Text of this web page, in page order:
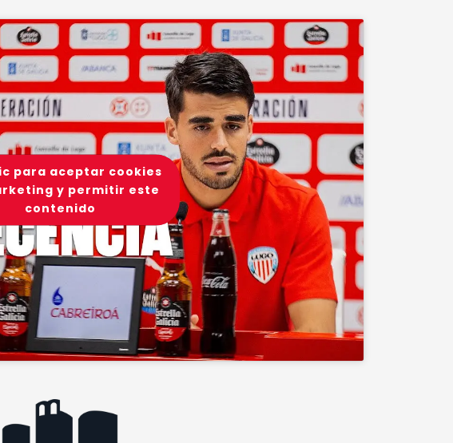
para aceptar cookies
y permitir este
contenido